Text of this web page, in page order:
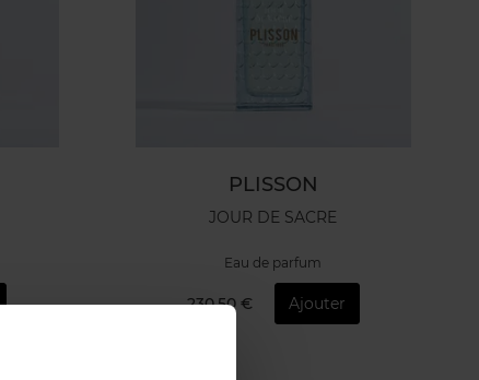
PLISSON
JOUR DE SACRE
Eau de parfum
230,50 € Ajouter